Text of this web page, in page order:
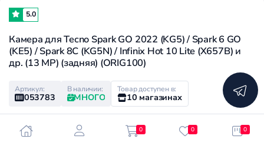
5.0
Камера для Tecno Spark GO 2022 (KG5) / Spark 6 GO
(KE5) / Spark 8C (KG5N) / Infinix Hot 10 Lite (X657B) и
др. (13 MP) (задняя) (ORIG100)
Артикул:
053783
В наличии:
МНОГО
Товар доступен в:
10 магазинах
Розничная цена: Клубная цена:
0 0 0